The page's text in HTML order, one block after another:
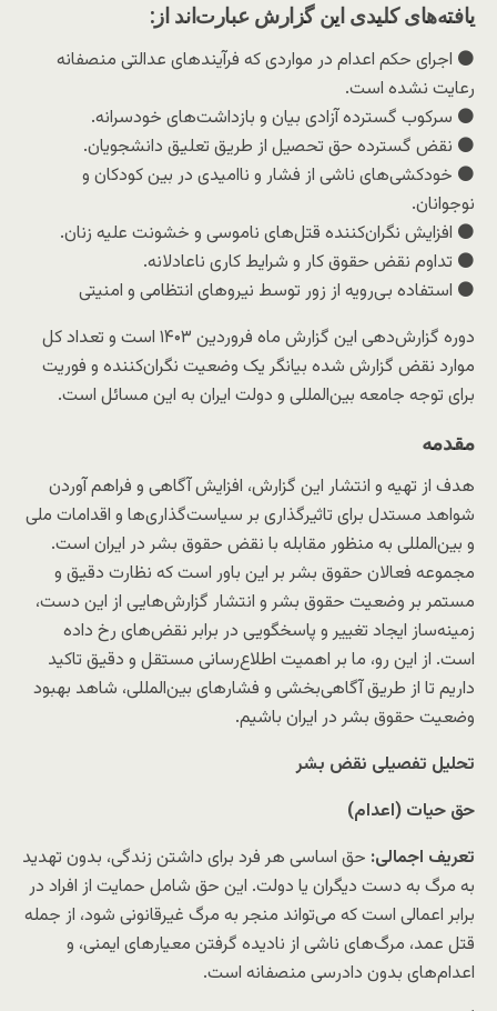
یافته‌های کلیدی این گزارش عبارت‌اند از:
⚫️ اجرای حکم اعدام در مواردی که فرآیندهای عدالتی منصفانه
رعایت نشده است.
⚫️ سرکوب گسترده آزادی بیان و بازداشت‌های خودسرانه.
⚫️ نقض گسترده حق تحصیل از طریق تعلیق دانشجویان.
⚫️ خودکشی‌های ناشی از فشار و ناامیدی در بین کودکان و
نوجوانان.
⚫️ افزایش نگران‌کننده قتل‌های ناموسی و خشونت علیه زنان.
⚫️ تداوم نقض حقوق کار و شرایط کاری ناعادلانه.
⚫️ استفاده بی‌رویه از زور توسط نیروهای انتظامی و امنیتی
دوره گزارش‌دهی این گزارش ماه فروردین ۱۴۰۳ است و تعداد کل
موارد نقض گزارش شده بیانگر یک وضعیت نگران‌کننده و فوریت
برای توجه جامعه بین‌المللی و دولت ایران به این مسائل است.
مقدمه
هدف از تهیه و انتشار این گزارش، افزایش آگاهی و فراهم آوردن
شواهد مستدل برای تاثیرگذاری بر سیاست‌گذاری‌ها و اقدامات ملی
و بین‌المللی به منظور مقابله با نقض حقوق بشر در ایران است.
مجموعه فعالان حقوق بشر بر این باور است که نظارت دقیق و
مستمر بر وضعیت حقوق بشر و انتشار گزارش‌هایی از این دست،
زمینه‌ساز ایجاد تغییر و پاسخگویی در برابر نقض‌های رخ داده
است. از این رو، ما بر اهمیت اطلاع‌رسانی مستقل و دقیق تاکید
داریم تا از طریق آگاهی‌بخشی و فشارهای بین‌المللی، شاهد بهبود
وضعیت حقوق بشر در ایران باشیم.
تحلیل تفصیلی نقض‌ بشر
حق حیات (اعدام)
تعریف اجمالی: حق اساسی هر فرد برای داشتن زندگی، بدون تهدید
به مرگ به دست دیگران یا دولت. این حق شامل حمایت از افراد در
برابر اعمالی است که می‌تواند منجر به مرگ غیرقانونی شود، از جمله
قتل عمد، مرگ‌های ناشی از نادیده گرفتن معیارهای ایمنی، و
اعدام‌های بدون دادرسی منصفانه است.